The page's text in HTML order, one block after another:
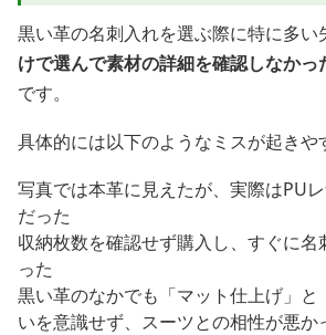
黒い革の名刺入れを選ぶ際に特に多い
けで選んで素材の詳細を確認しなかっ
です。
具体的には以下のようなミスが起きや
写真では本革に見えたが、実際はPUレ
だった
収納枚数を確認せず購入し、すぐに名
った
黒い革のなかでも「マット仕上げ」と
いを意識せず、スーツとの相性が悪か